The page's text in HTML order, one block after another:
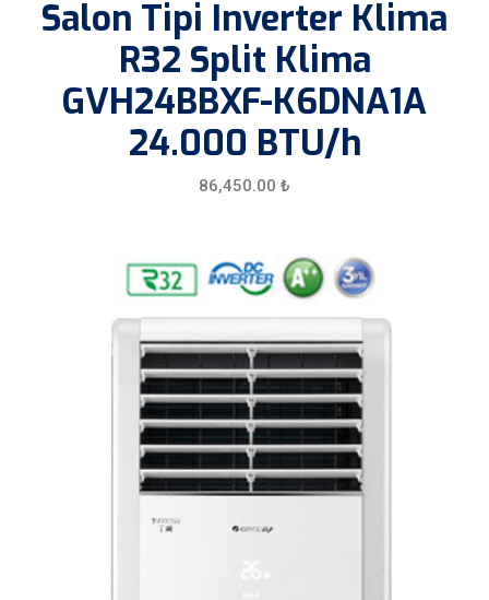
Salon Tipi Inverter Klima
R32 Split Klima
GVH24BBXF-K6DNA1A
24.000 BTU/h
86,450.00 ₺